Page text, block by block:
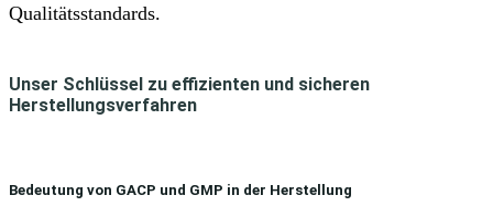
Qualitätsstandards.
Unser Schlüssel zu effizienten und sicheren
Herstellungsverfahren
Bedeutung von GACP und GMP in der Herstellung